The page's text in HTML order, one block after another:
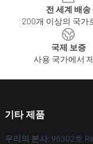
전 세계 배송
200개 이상의 국가
국제 보증
사용 국가에서
기타 제품
우리의 본사: 96302호